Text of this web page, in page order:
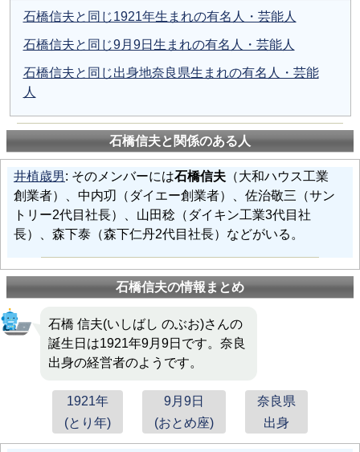
石橋信夫と同じ1921年生まれの有名人・芸能人
石橋信夫と同じ9月9日生まれの有名人・芸能人
石橋信夫と同じ出身地奈良県生まれの有名人・芸能
人
石橋信夫と関係のある人
井植歳男: そのメンバーには石橋信夫 （大和ハウス工業
創業者）、中内㓛（ダイエー創業者）、佐治敬三（サン
トリー2代目社長）、山田稔（ダイキン工業3代目社
長）、森下泰（森下仁丹2代目社長）などがいる。
石橋信夫の情報まとめ
石橋 信夫(いしばし のぶお)さんの
誕生日は1921年9月9日です。奈良
出身の経営者のようです。
1921年
(とり年)
9月9日
(おとめ座)
奈良県
出身